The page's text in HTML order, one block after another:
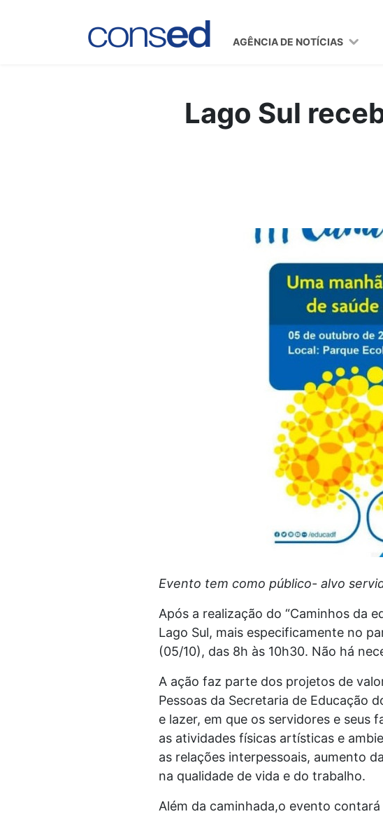
AGÊNCIA DE NOTÍCIAS
Lago Sul
Evento tem como público- alvo
Após a realização do “Caminhos da
Lago Sul, mais especificamente no
(05/10), das 8h às 10h30. Não há
A ação faz parte dos projetos de
Pessoas da Secretaria de Educação
e lazer, em que os servidores e seus
as atividades físicas artísticas e
as relações interpessoais, aumento
na qualidade de vida e do trabalho.
Além da caminhada,o evento